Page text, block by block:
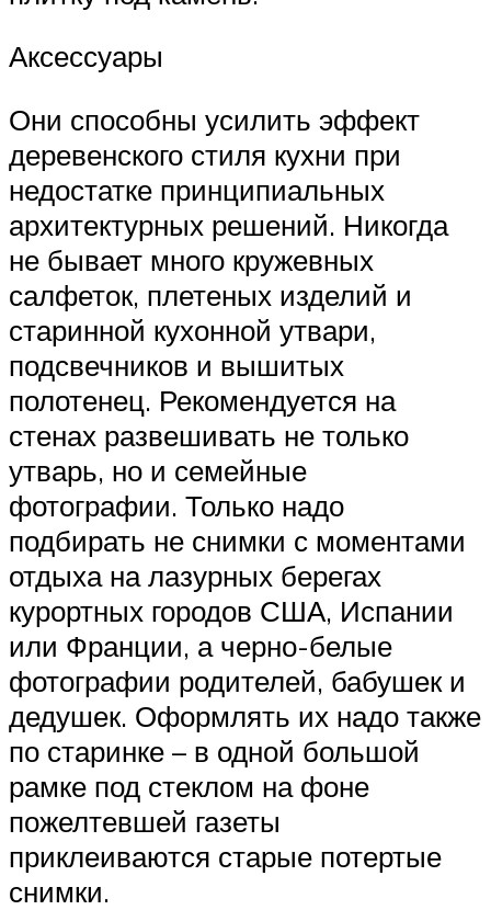
Аксессуары
Они способны усилить эффект
деревенского стиля кухни при
недостатке принципиальных
архитектурных решений. Никогда
не бывает много кружевных
салфеток, плетеных изделий и
старинной кухонной утвари,
подсвечников и вышитых
полотенец. Рекомендуется на
стенах развешивать не только
утварь, но и семейные
фотографии. Только надо
подбирать не снимки с моментами
отдыха на лазурных берегах
курортных городов США, Испании
или Франции, а черно-белые
фотографии родителей, бабушек и
дедушек. Оформлять их надо также
по старинке – в одной большой
рамке под стеклом на фоне
пожелтевшей газеты
приклеиваются старые потертые
снимки.